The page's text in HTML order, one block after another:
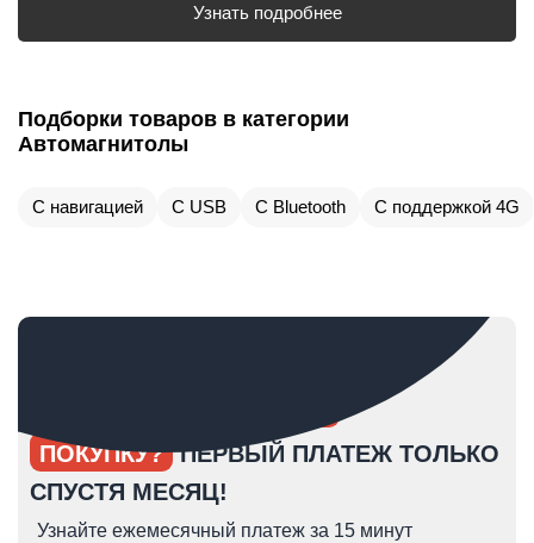
Узнать подробнее
Подборки товаров в категории
Автомагнитолы
С навигацией С USB С Bluetooth С поддержкой 4G
ПОКУПКУ? ПЕРВЫЙ ПЛАТЕЖ ТОЛЬКО
СПУСТЯ МЕСЯЦ!
Узнайте ежемесячный платеж за 15 минут